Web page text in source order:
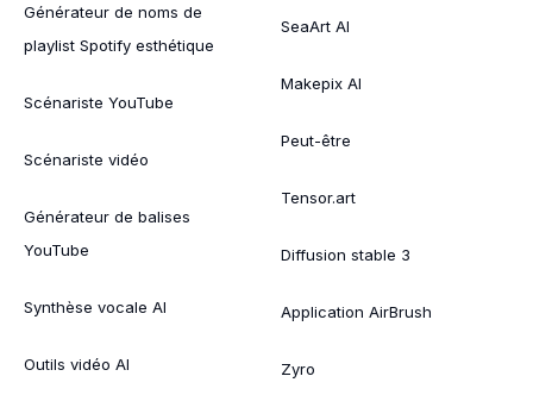
Générateur de noms de
playlist Spotify esthétique
Scénariste YouTube
Scénariste vidéo
Générateur de balises
YouTube
Synthèse vocale AI
Outils vidéo AI
SeaArt AI
Makepix AI
Peut-être
Tensor.art
Diffusion stable 3
Application AirBrush
Zyro